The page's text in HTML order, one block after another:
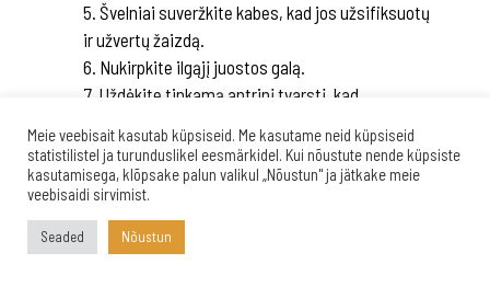
Švelniai suveržkite kabes, kad jos užsifiksuotų
ir užvertų žaizdą.
Nukirpkite ilgąjį juostos galą.
Uždėkite tinkamą antrinį tvarstį, kad
DYDŽIAI:
„EDGE Lock“ žaizdos užvėrimo priemonė
Meie veebisait kasutab küpsiseid. Me kasutame neid küpsiseid
statistilistel ja turunduslikel eesmärkidel. Kui nõustute nende küpsiste
kasutamisega, klõpsake palun valikul „Nõustun" ja jätkake meie
veebisaidi sirvimist.
Seaded Nõustun